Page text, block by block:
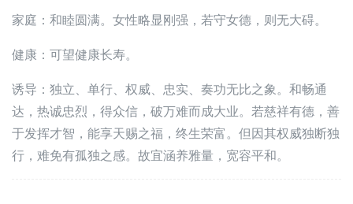
家庭：和睦圆满。女性略显刚强，若守女德，则无大碍。
健康：可望健康长寿。
诱导：独立、单行、权威、忠实、奏功无比之象。和畅通
达，热诚忠烈，得众信，破万难而成大业。若慈祥有德，善
于发挥才智，能享天赐之福，终生荣富。但因其权威独断独
行，难免有孤独之感。故宜涵养雅量，宽容平和。